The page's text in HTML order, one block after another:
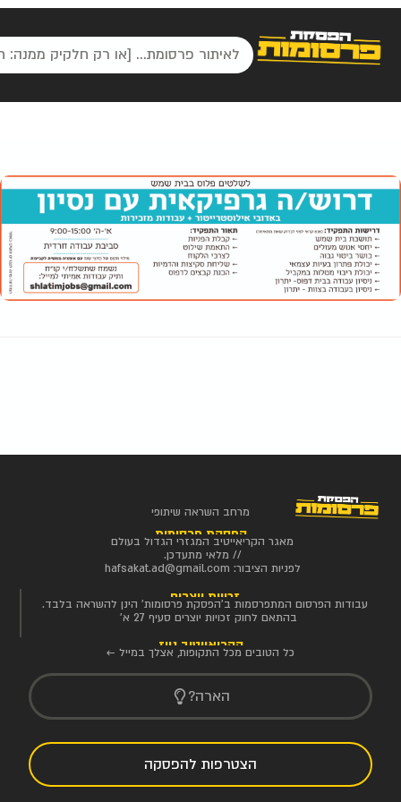
מרחב השראה שיתופי
הפסקת פרסומות
מאגר הקריאייטיב המגזרי הגדול בעולם
// מלאי מתעדכן.
לפניות הציבור: hafsakat.ad@gmail.com
זכויות יוצרים
עבודות הפרסום המתפרסמות ב'הפסקת פרסומות' הינן להשראה בלבד.
בהתאם לחוק זכויות יוצרים סעיף 27 א'
הקריאייטיב ניוז
כל הטובים מכל התקופות, אצלך במייל ←
הארה?
הצטרפות להפסקה